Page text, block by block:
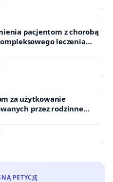
pacjentom z chorobą
leczenia
za użytkowanie
przez rodzinne
PETYCJĘ